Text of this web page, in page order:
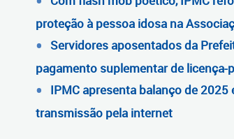
proteção à pessoa idosa na
Servidores aposentados da
pagamento suplementar de licença-
IPMC apresenta balanço de
transmissão pela internet